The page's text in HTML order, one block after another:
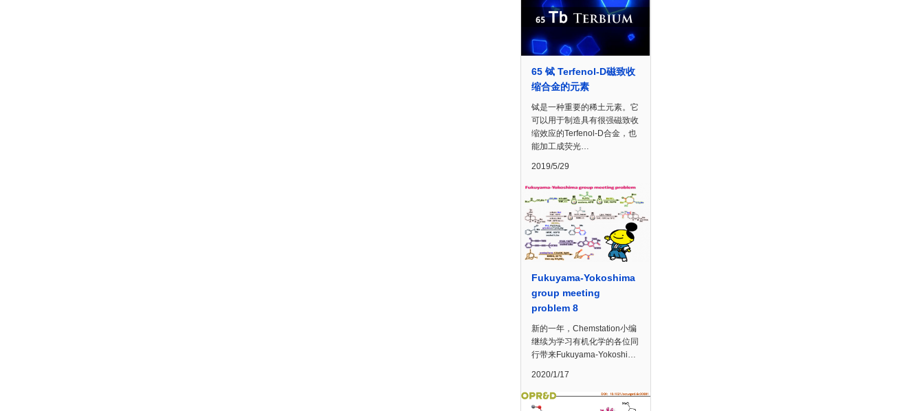
65 铽 Terfenol-D磁致收
缩合金的元素
铽是一种重要的稀土元素。它
可以用于制造具有很强磁致收
缩效应的Terfenol-D合金，也
能加工成荧光…
2019/5/29
Fukuyama-Yokoshima
group meeting
problem 8
新的一年，Chemstation小编
继续为学习有机化学的各位同
行带来Fukuyama-Yokoshi…
2020/1/17